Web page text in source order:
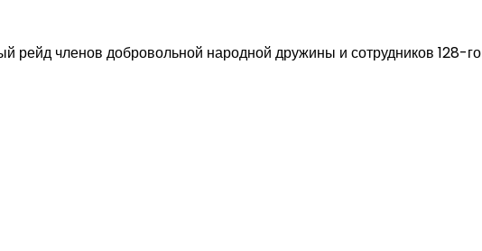
членов добровольной народной дружины и сотрудников 128-го